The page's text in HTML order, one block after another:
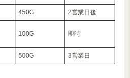
450G 2営業日後
100G 即時
500G 3営業日